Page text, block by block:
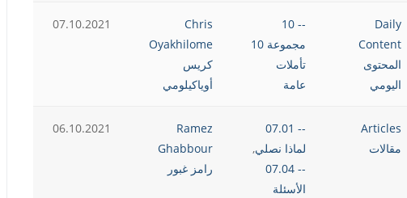
Daily
Content
المحتوى
اليومي
-- 10
مجموعة 10
تأملات
عامة
Chris
Oyakhilome
كريس
أوياكيلومي
07.10.2021
Articles
مقالات
-- 07.01
لماذا نصلي,
-- 07.04
الأسئلة
Ramez
Ghabbour
رامز غبور
06.10.2021